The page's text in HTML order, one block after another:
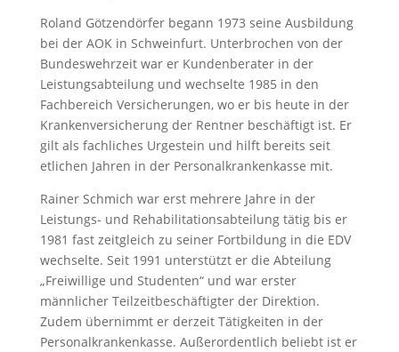
Roland Götzendörfer begann 1973 seine Ausbildung
bei der AOK in Schweinfurt. Unterbrochen von der
Bundeswehrzeit war er Kundenberater in der
Leistungsabteilung und wechselte 1985 in den
Fachbereich Versicherungen, wo er bis heute in der
Krankenversicherung der Rentner beschäftigt ist. Er
gilt als fachliches Urgestein und hilft bereits seit
etlichen Jahren in der Personalkrankenkasse mit.
Rainer Schmich war erst mehrere Jahre in der
Leistungs- und Rehabilitationsabteilung tätig bis er
1981 fast zeitgleich zu seiner Fortbildung in die EDV
wechselte. Seit 1991 unterstützt er die Abteilung
„Freiwillige und Studenten“ und war erster
männlicher Teilzeitbeschäftigter der Direktion.
Zudem übernimmt er derzeit Tätigkeiten in der
Personalkrankenkasse. Außerordentlich beliebt ist er